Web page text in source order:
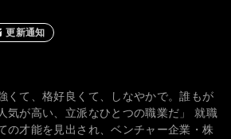
更新通知
くて、格好良くて、しなやかで。誰もが
気が高い、立派なひとつの職業だ」 就職
の才能を見出され、ベンチャー企業・株